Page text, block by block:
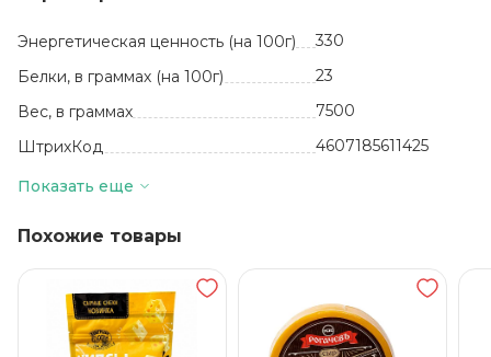
Энергетическая ценность (на 100г)
330
Белки, в граммах (на 100г)
23
Вес, в граммах
7500
ШтрихКод
4607185611425
Базовая единица
Жиры, в граммах (на 100 г)
Молоко
нормализованное,
соль (содержит агент
Показать еще
Похожие товары